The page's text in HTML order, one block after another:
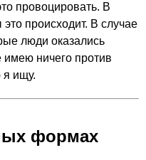
провоцировать. В
происходит. В случае
люди оказались
ничего против
я ищу.
формах